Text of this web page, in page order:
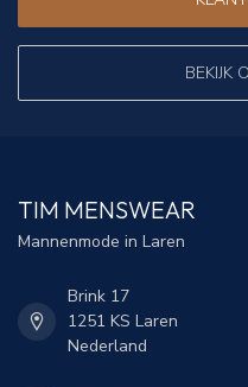
BEKIJK
TIM MENSWEAR
Mannenmode in Laren
Brink 17
1251 KS Laren
Nederland